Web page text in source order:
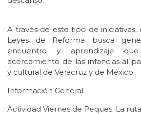
A través de este tipo de iniciativas,
Leyes de Reforma busca
encuentro y aprendizaje
acercamiento de las infancias al
y cultural de Veracruz y de México.
Información General
Actividad Viernes de Peques: La